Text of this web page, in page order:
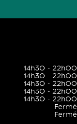
14h30 - 22h00
14h30 - 22h00
14h30 - 22h00
14h30 - 22h00
14h30 - 22h00
Fermé
Fermé